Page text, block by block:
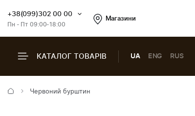
+38(099)302 00 00
Пн - Пт 09:00-18:00
Магазини
КАТАЛОГ ТОВАРІВ UA ENG RUS
Червоний бурштин